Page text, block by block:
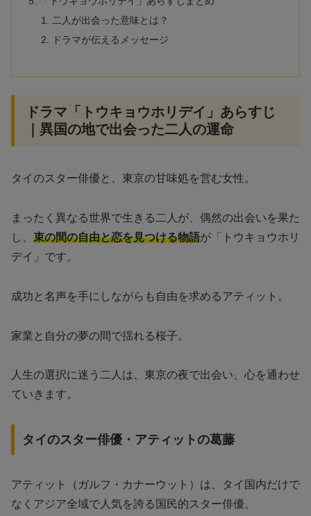
二人が出会った意味とは？
ドラマが伝えるメッセージ
ドラマ「トウキョウホリデイ」あらすじ
｜異国の地で出会った二人の運命
タイのスター俳優と、東京の甘味処を営む女性。
まったく異なる世界で生きる二人が、偶然の出会いを果た
し、 束の間の自由と恋を見つける物語が「トウキョウホリ
デイ」です。
成功と名声を手にしながらも自由を求めるアティット。
家業と自分の夢の間で揺れる桜子。
人生の選択に迷う二人は、東京の夜で出会い、心を通わせ
ていきます。
タイのスター俳優・アティットの葛藤
アティット（ガルフ・カナーウット）は、タイ国内だけで
なくアジア全域で人気を誇る国民的スター俳優。